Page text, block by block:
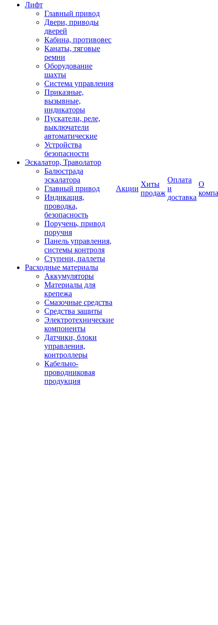
Лифт
Главный привод
Двери, приводы
дверей
Кабина, противовес
Канаты, тяговые
ремни
Оборудование
шахты
Система управления
Приказные,
вызывные,
индикаторы
Пускатели, реле,
выключатели
автоматические
Устройства
безопасности
Эскалатор, Траволатор
Балюстрада
эскалатора
Главный привод
Индикация,
проводка,
безопасность
Поручень, привод
поручня
Панель управления,
системы контроля
Ступени, паллеты
Расходные материалы
Аккумуляторы
Материалы для
крепежа
Смазочные средства
Средства защиты
Электротехнические
компоненты
Датчики, блоки
управления,
контроллеры
Кабельно-
проводниковая
продукция
Акции
Хиты
продаж
Оплата
и
доставка
О